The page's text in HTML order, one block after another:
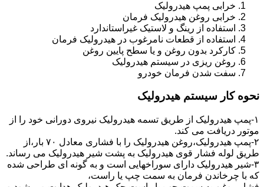
خرابی پمپ هیدرولیک
خرابی روغن هیدرولیک فرمان
استفاده از رینگ و لاستیک غیراستاندارد
استفاده از قطعات نامرغوب در هیدرولیک فرمان
کارکرد بدون روغن و یا سطح پایین روغن
روغن ریزی در سیستم هیدرولیک
سفت شدن فرمان خودرو
نحوه کار سیستم هیدرولیک
۱-پمپ هیدرولیک از طریق تسمه هیدرولیک نیروی دورانی خود را از
موتور دریافت می کند.
۲-پمپ هیدرولیک،روغن هیدرولیک را با فشاری معادل ۷۰ بار،از
طریق لوله فشار قوی هیدرولیک به پشت شیر هیدرولیک می رساند.
۳-شیر هیدرولیک دارای سوراخهایی است و به گونه ای طراحی شده
که با چرخاندن فرمان به سمت چپ یا راست،